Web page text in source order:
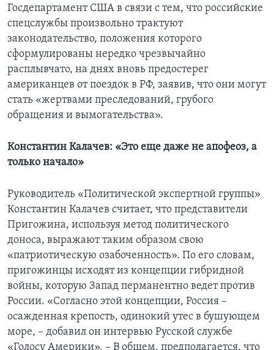
Госдепартамент США в связи с тем, что российские
спецслужбы произвольно трактуют
законодательство, положения которого
сформулированы нередко чрезвычайно
расплывчато, на днях вновь предостерег
американцев от поездок в РФ, заявив, что они могут
стать «жертвами преследований, грубого
обращения и вымогательства».
Константин Калачев: «Это еще даже не апофеоз, а
только начало»
Руководитель «Политической экспертной группы»
Константин Калачев считает, что представители
Пригожина, используя метод политического
доноса, выражают таким образом свою
«патриотическую озабоченность». По его словам,
пригожинцы исходят из концепции гибридной
войны, которую Запад перманентно ведет против
России. «Согласно этой концепции, Россия –
осажденная крепость, одинокий утес в бушующем
море, – добавил он интервью Русской службе
«Голосу Америки». – В общем, предполагается, что